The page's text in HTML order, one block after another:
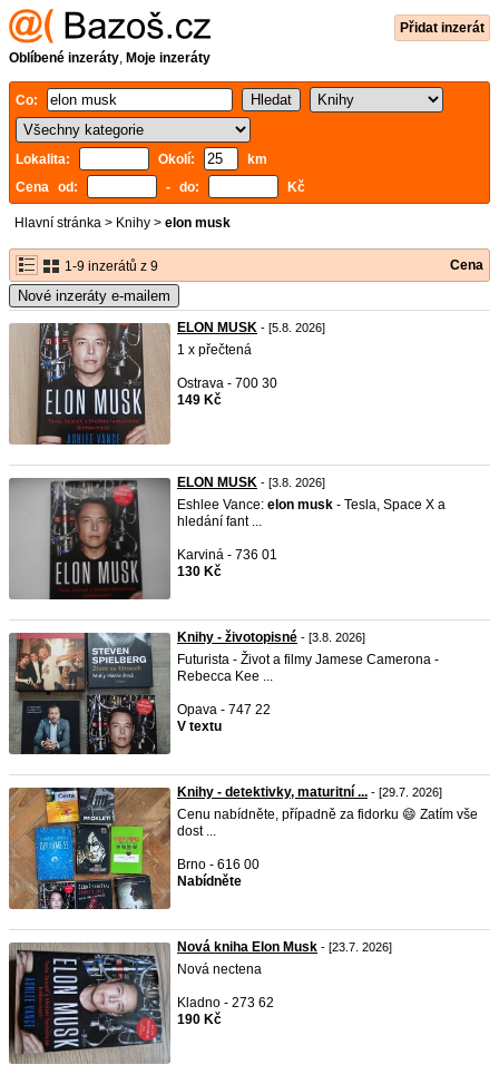
Přidat inzerát
Oblíbené inzeráty, Moje inzeráty
Co:
Lokalita: Okolí:
km
Cena od:
- do: Kč
Hlavní stránka > Knihy > elon musk
1-9 inzerátů z 9 Cena
Nové inzeráty e-mailem
ELON MUSK - [5.8. 2026]
1 x přečtená
Ostrava - 700 30
149 Kč
ELON MUSK - [3.8. 2026]
Eshlee Vance: elon musk - Tesla, Space X a
hledání fant ...
Karviná - 736 01
130 Kč
Knihy - životopisné - [3.8. 2026]
Futurista - Život a filmy Jamese Camerona -
Rebecca Kee ...
Opava - 747 22
V textu
Knihy - detektivky, maturitní ... - [29.7. 2026]
Cenu nabídněte, případně za fidorku 😄 Zatím vše
dost ...
Brno - 616 00
Nabídněte
Nová kniha Elon Musk - [23.7. 2026]
Nová nectena
Kladno - 273 62
190 Kč